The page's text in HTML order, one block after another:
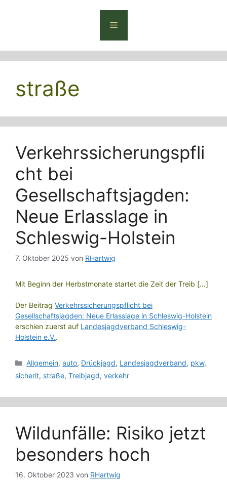
Menü
straße
Verkehrssicherungspfli
cht bei
Gesellschaftsjagden:
Neue Erlasslage in
Schleswig-Holstein
7. Oktober 2025 von RHartwig
Mit Beginn der Herbstmonate startet die Zeit der Treib […]
Der Beitrag Verkehrssicherungspflicht bei
Gesellschaftsjagden: Neue Erlasslage in Schleswig-Holstein
erschien zuerst auf Landesjagdverband Schleswig-
Holstein e.V..
Kategorien
Allgemein,auto, Drückjagd, Landesjagdverband, pkw,
sicherit, straße, Treibjagd, verkehr
Wildunfälle: Risiko jetzt
besonders hoch
16. Oktober 2023 von RHartwig